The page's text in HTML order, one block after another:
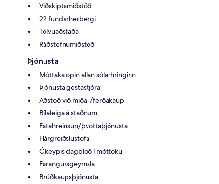
Viðskiptamiðstöð
22 fundarherbergi
Tölvuaðstaða
Ráðstefnumiðstöð
Þjónusta
Móttaka opin allan sólarhringinn
Þjónusta gestastjóra
Aðstoð við miða-/ferðakaup
Bílaleiga á staðnum
Fatahreinsun/þvottaþjónusta
Hárgreiðslustofa
Ókeypis dagblöð í móttöku
Farangursgeymsla
Brúðkaupsþjónusta